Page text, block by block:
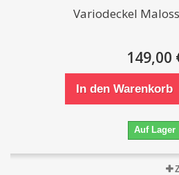
Variodeckel
149,00
In den Warenkorb
Auf Lager